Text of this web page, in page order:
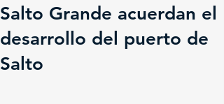
Salto Grande acuerdan el
desarrollo del puerto de
Salto